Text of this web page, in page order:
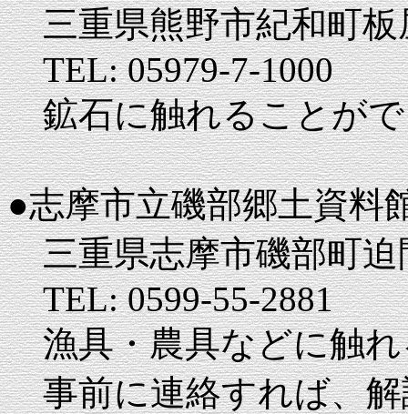
三重県熊野市紀和町板
TEL: 05979-7-1000
鉱石に触れることがで
●志摩市立磯部郷土資料
三重県志摩市磯部町迫
TEL: 0599-55-2881
漁具・農具などに触れ
事前に連絡すれば、解